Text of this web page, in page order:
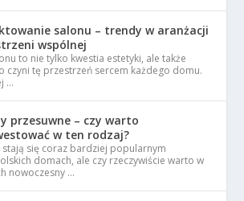
salonu – trendy w aranżacji
wspólnej
to nie tylko kwestia estetyki, ale także
czyni tę przestrzeń sercem każdego domu.
…
przesuwne – czy warto
w ten rodzaj?
stają się coraz bardziej popularnym
domach, ale czy rzeczywiście warto w
nowoczesny …